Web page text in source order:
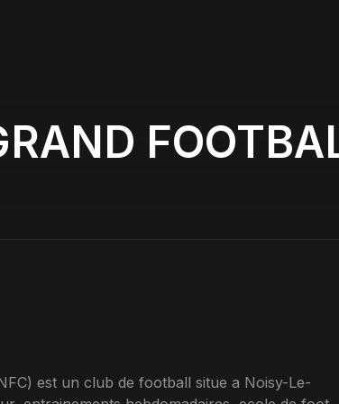
est un club de football situe a Noisy-Le-